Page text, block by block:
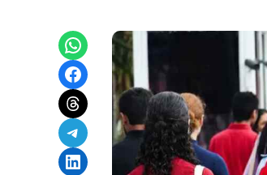
Share on WhatsApp
Share on Facebook
Share on Threads
Share on Telegram
Share on LinkedIn